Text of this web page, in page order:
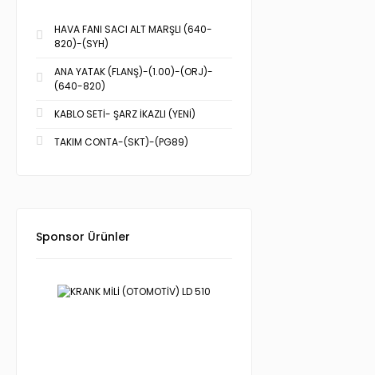
HAVA FANI SACI ALT MARŞLI (640-
820)-(SYH)
ANA YATAK (FLANŞ)-(1.00)-(ORJ)-
(640-820)
KABLO SETİ- ŞARZ İKAZLI (YENİ)
TAKIM CONTA-(SKT)-(PG89)
Sponsor Ürünler